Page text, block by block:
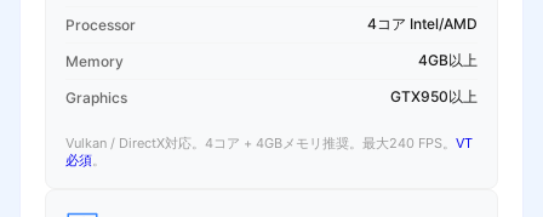
Processor 4コア Intel/AMD
Memory 4GB以上
Graphics GTX950以上
Vulkan / DirectX対応。4コア + 4GBメモリ推奨。最大240 FPS。 VT
必須。